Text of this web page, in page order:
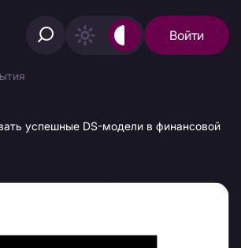
Войти
успешные DS-модели в финансовой